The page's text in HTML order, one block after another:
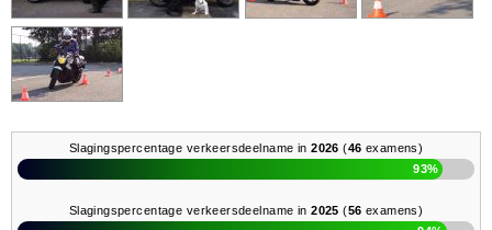
Slagingspercentage verkeersdeelname in2026 (46 examens)
93%
Slagingspercentage verkeersdeelname in2025 (56 examens)